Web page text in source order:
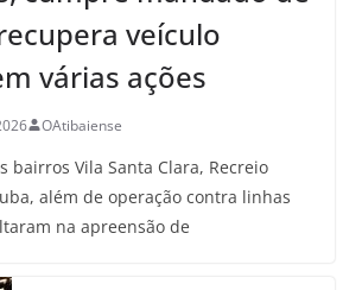
veículo
várias ações
OAtibaiense
bairros Vila Santa Clara, Recreio
além de operação contra linhas
na apreensão de